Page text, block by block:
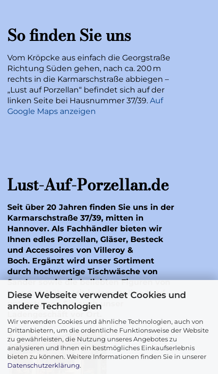
Diese Webseite verwendet Cookies und
andere Technologien
Wir verwenden Cookies und ähnliche Technologien, auch von
Drittanbietern, um die ordentliche Funktionsweise der Website
zu gewährleisten, die Nutzung unseres Angebotes zu
analysieren und Ihnen ein bestmögliches Einkaufserlebnis
bieten zu können. Weitere Informationen finden Sie in unserer
Datenschutzerklärung.
So finden Sie uns
Vom Kröpcke aus einfach die Georgstraße
Richtung Süden gehen, nach ca. 200 m
rechts in die Karmarschstraße abbiegen –
„Lust auf Porzellan“ befindet sich auf der
linken Seite bei Hausnummer 37/39. Auf
Google Maps anzeigen
Lust-Auf-Porzellan.de
Seit über 20 Jahren finden Sie uns in der
Karmarschstraße 37/39, mitten in
Hannover. Als Fachhändler bieten wir
Ihnen edles Porzellan, Gläser, Besteck
und Accessoires von Villeroy &
Boch. Ergänzt wird unser Sortiment
durch hochwertige Tischwäsche von
Sandersowie die beliebten Figuren von
Wendt & Kühn. Mit jedem Online-Kauf
unterstützen Sie auch unser